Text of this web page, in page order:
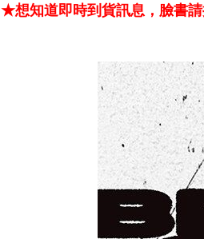
★想知道即時到貨訊息，臉書